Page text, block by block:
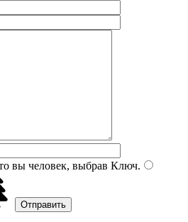
вы человек, выбрав Ключ.